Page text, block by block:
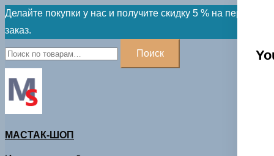
Skip
to
content
Делайте покупки у нас и получите скидку 5 % на первый
заказ.
Искать:
Поиск
МАСТАК-ШОП